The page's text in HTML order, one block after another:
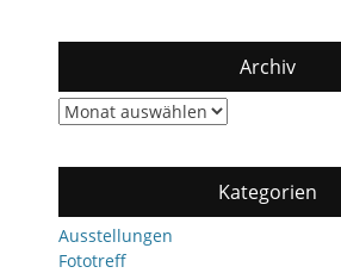
Archiv
Archiv
Kategorien
Ausstellungen
Fototreff